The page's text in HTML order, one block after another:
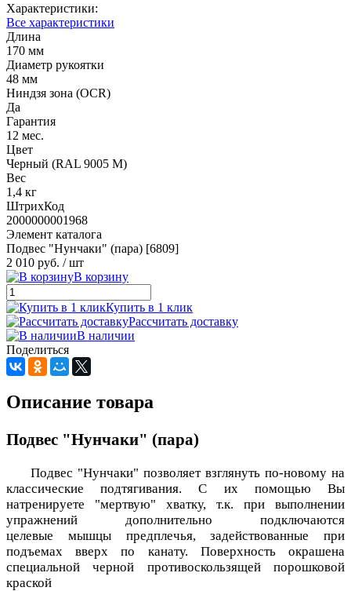
Характеристики:
Все характеристики
Длина
170 мм
Диаметр рукоятки
48 мм
Ниндзя зона (OCR)
Да
Гарантия
12 мес.
Цвет
Черный (RAL 9005 М)
Вес
1,4 кг
ШтрихКод
2000000001968
Элемент каталога
Подвес "Нунчаки" (пара) [6809]
2 010 руб. / шт
В корзину
Купить в 1 клик
Рассчитать доставку
В наличии
Поделиться
Описание товара
Подвес "Нунчаки" (пара)
Подвес "Нунчаки" позволяет взглянуть по-новому на
классические подтягивания. С их помощью Вы
натренируете "мертвую" хватку, т.к. при выполнении
упражнений дополнительно подключаются
целевые мышцы предплечья, задействованные при
подъемах вверх по канату. Поверхность окрашена
специальной черной противоскользящей порошковой
краской